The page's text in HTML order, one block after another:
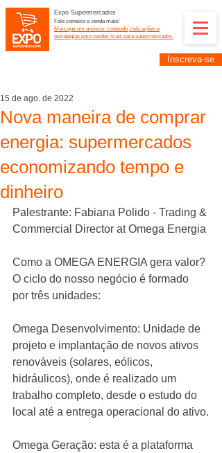
Expo Supermercados
Fale conosco e venda mais!
Mais que um anúncio: conteúdo, indicações e
estratégias para vender mais para supermercados.
Inscreva-se
Nova maneira de comprar
energia: supermercados
economizando tempo e
dinheiro
15 de ago. de 2022
Palestrante: Fabiana Polido - Trading &
Commercial Director at Omega Energia
Como a OMEGA ENERGIA gera valor?
O ciclo do nosso negócio é formado
por três unidades:
Omega Desenvolvimento: Unidade de
projeto e implantação de novos ativos
renováveis (solares, eólicos,
hidráulicos), onde é realizado um
trabalho completo, desde o estudo do
local até a entrega operacional do ativo.
Omega Geração: esta é a plataforma